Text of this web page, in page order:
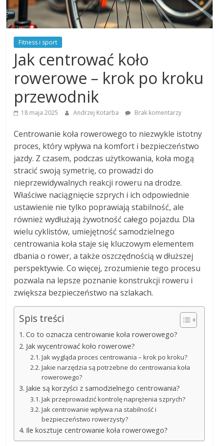
Fitness i sport
Jak centrować koło
rowerowe – krok po kroku
przewodnik
18 maja 2025 Andrzej Kotarba Brak komentarzy
Centrowanie koła rowerowego to niezwykle istotny
proces, który wpływa na komfort i bezpieczeństwo
jazdy. Z czasem, podczas użytkowania, koła mogą
stracić swoją symetrię, co prowadzi do
nieprzewidywalnych reakcji roweru na drodze.
Właściwe naciągnięcie szprych i ich odpowiednie
ustawienie nie tylko poprawiają stabilność, ale
również wydłużają żywotność całego pojazdu. Dla
wielu cyklistów, umiejętność samodzielnego
centrowania koła staje się kluczowym elementem
dbania o rower, a także oszczędnością w dłuższej
perspektywie. Co więcej, zrozumienie tego procesu
pozwala na lepsze poznanie konstrukcji roweru i
zwiększa bezpieczeństwo na szlakach.
Spis treści
Co to oznacza centrowanie koła rowerowego?
Jak wycentrować koło rowerowe?
Jak wygląda proces centrowania – krok po kroku?
Jakie narzędzia są potrzebne do centrowania koła
rowerowego?
Jakie są korzyści z samodzielnego centrowania?
Jak przeprowadzić kontrolę naprężenia szprych?
Jak centrowanie wpływa na stabilność i
bezpieczeństwo rowerzysty?
Ile kosztuje centrowanie koła rowerowego?